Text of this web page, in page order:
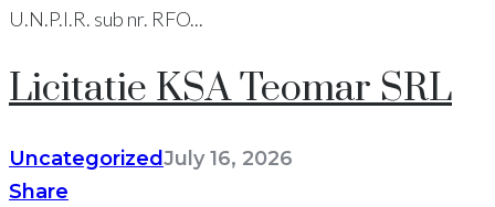
U.N.P.I.R. sub nr. RFO...
Licitatie KSA Teomar SRL
UncategorizedJuly 16, 2026
Share